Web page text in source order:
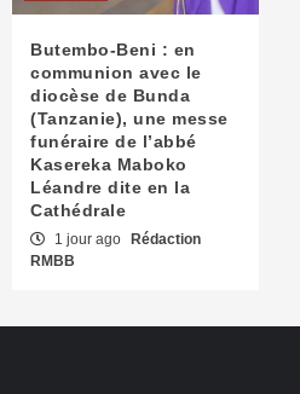
Butembo-Beni : en
communion avec le
diocèse de Bunda
(Tanzanie), une messe
funéraire de l’abbé
Kasereka Maboko
Léandre dite en la
Cathédrale
1 jour ago
Rédaction
RMBB